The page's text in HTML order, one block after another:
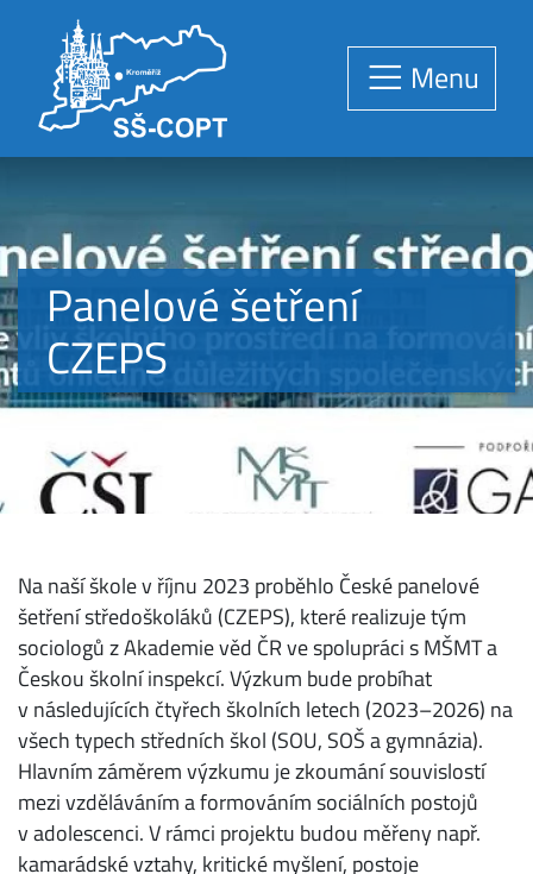
Menu
Panelové šetření
CZEPS
Na naší škole v říjnu 2023 proběhlo České panelové
šetření středoškoláků (CZEPS), které realizuje tým
sociologů z Akademie věd ČR ve spolupráci s MŠMT a
Českou školní inspekcí. Výzkum bude probíhat
v následujících čtyřech školních letech (2023–2026) na
všech typech středních škol (SOU, SOŠ a gymnázia).
Hlavním záměrem výzkumu je zkoumání souvislostí
mezi vzděláváním a formováním sociálních postojů
v adolescenci. V rámci projektu budou měřeny např.
kamarádské vztahy, kritické myšlení, postoje